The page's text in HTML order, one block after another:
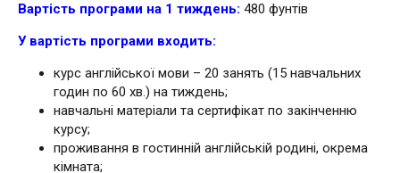
Вартість програми на 1 тиждень: 480 фунтів
У вартість програми входить:
курс англійської мови – 20 занять (15 навчальних
годин по 60 хв.) на тиждень;
навчальні матеріали та сертифікат по закінченню
курсу;
проживання в гостинній англійській родині, окрема
кімната;